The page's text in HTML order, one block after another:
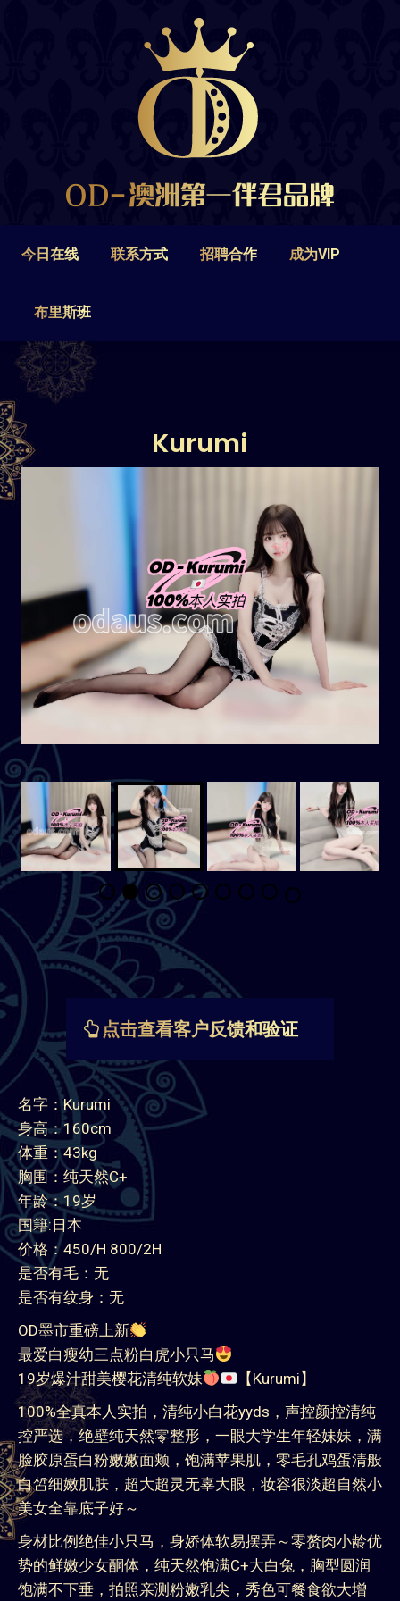
今日在线 联系方式 招聘合作 成为VIP
布里斯班
Kurumi
点击查看客户反馈和验证
名字：Kurumi
身高：160cm
体重：43kg
年龄：19岁
国籍:日本
价格：450/H 800/2H
是否有毛：无
是否有纹身：无
OD墨市重磅上新
最爱白瘦幼三点粉白虎小只马
19岁爆汁甜美樱花清纯软妹
100%全真本人实拍，清纯小白花yyds，声控颜控清纯
控严选，绝壁纯天然零整形，一眼大学生年轻妹妹，满
脸胶原蛋白粉嫩嫩面颊，饱满苹果肌，零毛孔鸡蛋清般
联系方式 招聘合作
布里斯班